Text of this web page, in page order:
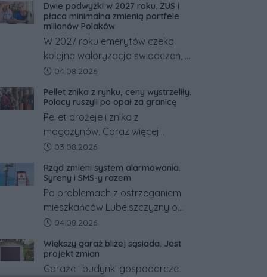
Dwie podwyżki w 2027 roku. ZUS i
płaca minimalna zmienią portfele
milionów Polaków
W 2027 roku emerytów czeka
kolejna waloryzacja świadczeń, a
pracowników podwyżka płacy
tym zmianom zyskają.
Data dodania artykułu:
04.08.2026
Pellet znika z rynku, ceny wystrzeliły.
Polacy ruszyli po opał za granicę
Pellet drożeje i znika z
magazynów. Coraz więcej
Polaków szuka opału za granicą,
złotych tańszy niż w kraju. Co się
dzieje?
Data dodania artykułu:
03.08.2026
Rząd zmieni system alarmowania.
Syreny i SMS-y razem
Po problemach z ostrzeganiem
mieszkańców Lubelszczyzny o
rosyjskim zagrożeniu rząd
alarmowych, alertów RCB i
aplikacji w jeden system.
Data dodania artykułu:
04.08.2026
Większy garaż bliżej sąsiada. Jest
projekt zmian
Garaże i budynki gospodarcze